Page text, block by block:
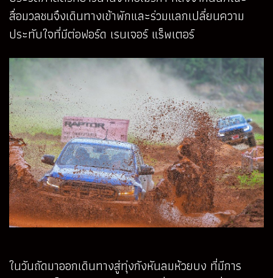
สื่อมวลชนจึงเดินทางเข้าพักและร่วมแลกเปลี่ยนความ
ประทับใจที่มีต่อฟอร์ด เรนเจอร์ แร็พเตอร์
ในวันถัดมาออกเดินทางสู่ทุ่งกังหันลมห้วยบง ที่มีการ